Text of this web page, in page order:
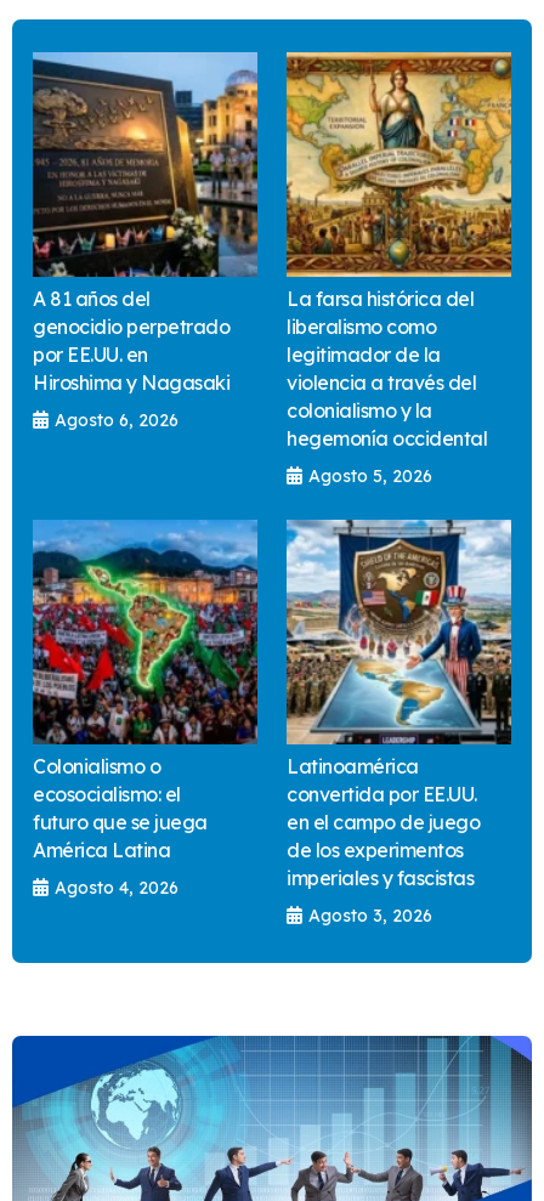
A 81 años del
genocidio perpetrado
por EE.UU. en
Hiroshima y Nagasaki
Agosto 6, 2026
La farsa histórica del
liberalismo como
legitimador de la
violencia a través del
colonialismo y la
hegemonía occidental
Agosto 5, 2026
Colonialismo o
ecosocialismo: el
futuro que se juega
América Latina
Agosto 4, 2026
Latinoamérica
convertida por EE.UU.
en el campo de juego
de los experimentos
imperiales y fascistas
Agosto 3, 2026